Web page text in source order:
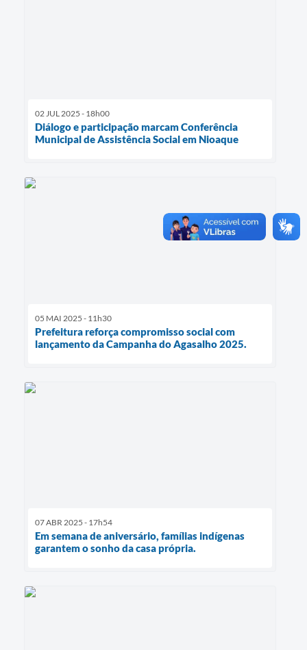
02 JUL 2025 - 18h00
Diálogo e participação marcam Conferência
Municipal de Assistência Social em Nioaque
05 MAI 2025 - 11h30
Prefeitura reforça compromisso social com
lançamento da Campanha do Agasalho 2025.
07 ABR 2025 - 17h54
Em semana de aniversário, famílias indígenas
garantem o sonho da casa própria.